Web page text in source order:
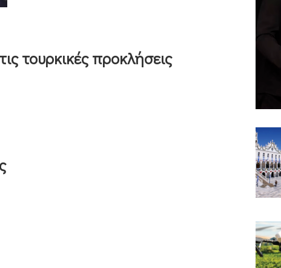
τουρκικές προκλήσεις